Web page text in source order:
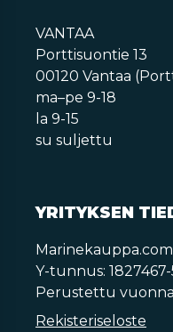
VANTAA
Porttisuontie 13
00120 Vantaa
ma–pe 9-18
la 9-15
su suljettu
YRITYKSEN
Y-tunnus: 1827467-
Perustettu
Rekisteriseloste